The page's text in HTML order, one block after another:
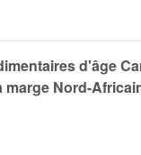
d'âge
Nord-